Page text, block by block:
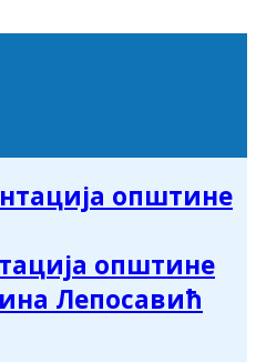
општине
Лепосавић